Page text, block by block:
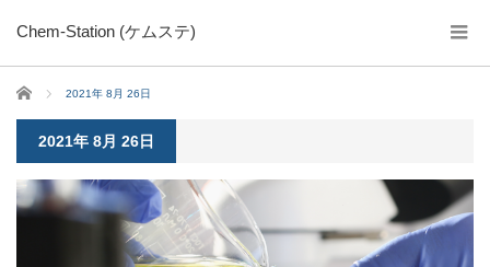
Chem-Station (ケムステ)
ホーム 2021年 8月 26日
2021年 8月 26日